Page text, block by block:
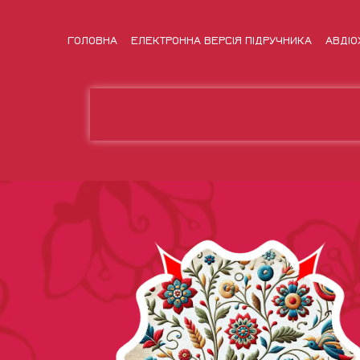
ГОЛОВНА ЕЛЕКТРОННА ВЕРСІЯ ПІДРУЧНИКА